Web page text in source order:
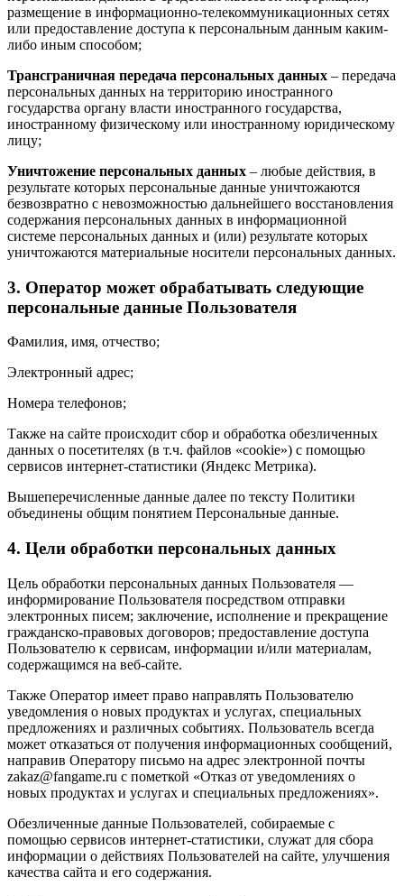
размещение в информационно-телекоммуникационных сетях
или предоставление доступа к персональным данным каким-
либо иным способом;
Трансграничная передача персональных данных – передача
персональных данных на территорию иностранного
государства органу власти иностранного государства,
иностранному физическому или иностранному юридическому
лицу;
Уничтожение персональных данных – любые действия, в
результате которых персональные данные уничтожаются
безвозвратно с невозможностью дальнейшего восстановления
содержания персональных данных в информационной
системе персональных данных и (или) результате которых
уничтожаются материальные носители персональных данных.
3. Оператор может обрабатывать следующие
персональные данные Пользователя
Фамилия, имя, отчество;
Электронный адрес;
Номера телефонов;
Также на сайте происходит сбор и обработка обезличенных
данных о посетителях (в т.ч. файлов «cookie») с помощью
сервисов интернет-статистики (Яндекс Метрика).
Вышеперечисленные данные далее по тексту Политики
объединены общим понятием Персональные данные.
4. Цели обработки персональных данных
Цель обработки персональных данных Пользователя —
информирование Пользователя посредством отправки
электронных писем; заключение, исполнение и прекращение
гражданско-правовых договоров; предоставление доступа
Пользователю к сервисам, информации и/или материалам,
содержащимся на веб-сайте.
Также Оператор имеет право направлять Пользователю
уведомления о новых продуктах и услугах, специальных
предложениях и различных событиях. Пользователь всегда
может отказаться от получения информационных сообщений,
направив Оператору письмо на адрес электронной почты
zakaz@fangame.ru с пометкой «Отказ от уведомлениях о
новых продуктах и услугах и специальных предложениях».
Обезличенные данные Пользователей, собираемые с
помощью сервисов интернет-статистики, служат для сбора
информации о действиях Пользователей на сайте, улучшения
качества сайта и его содержания.